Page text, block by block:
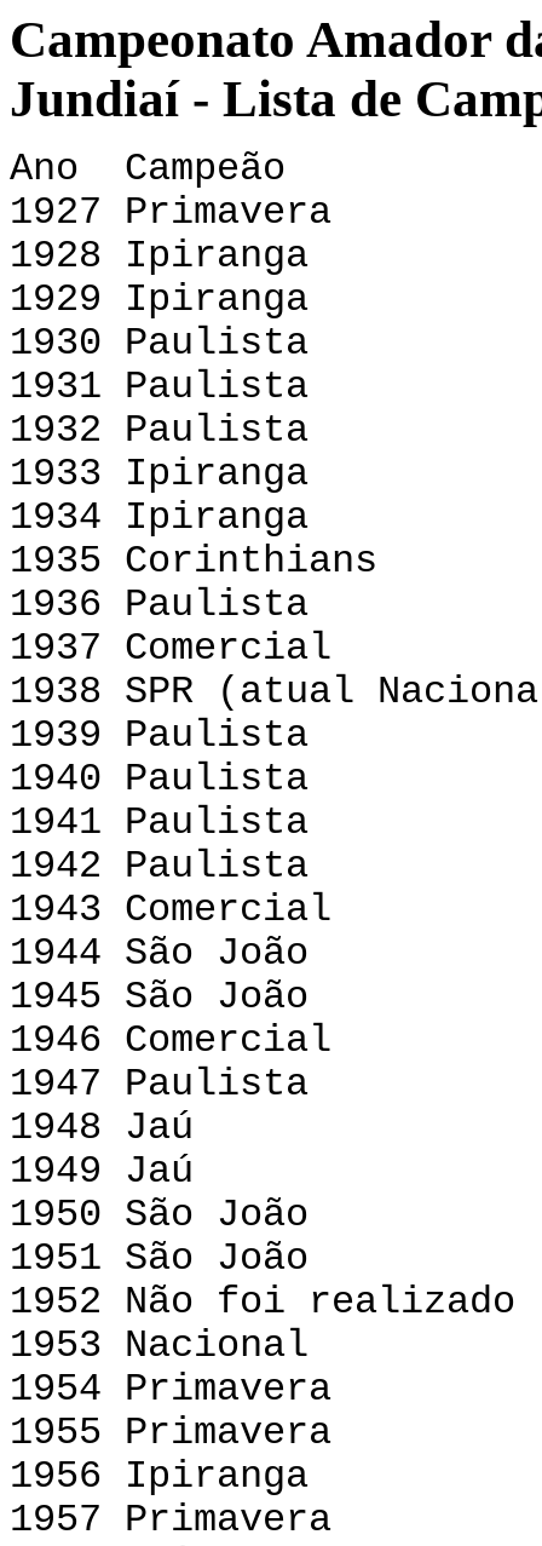
Campeonato Amador
Jundiaí - Lista de
Ano Campeão
1927 Primavera
1928 Ipiranga
1929 Ipiranga
1930 Paulista
1931 Paulista
1932 Paulista
1933 Ipiranga
1934 Ipiranga
1935 Corinthians
1936 Paulista
1937 Comercial
1938 SPR (atual
1939 Paulista
1940 Paulista
1941 Paulista
1942 Paulista
1943 Comercial
1944 São João
1945 São João
1946 Comercial
1947 Paulista
1948 Jaú
1949 Jaú
1950 São João
1951 São João
1952 Não foi realizado
1953 Nacional
1954 Primavera
1955 Primavera
1956 Ipiranga
1957 Primavera